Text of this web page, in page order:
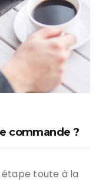
commande ?
toute à la